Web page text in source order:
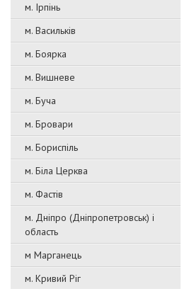
м. Ірпінь
м. Васильків
м. Боярка
м. Вишневе
м. Буча
м. Бровари
м. Бориспіль
м. Біла Церква
м. Фастів
м. Дніпро (Дніпропетровськ) і
область
м Марганець
м. Кривий Ріг